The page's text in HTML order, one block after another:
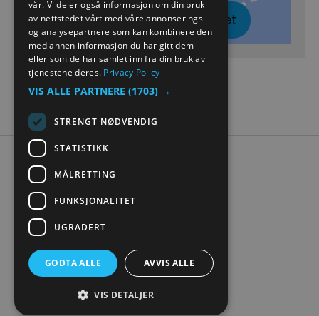
Klikk her for å vise kartet
Tilgjengelighetserklæring
Personvern
Kontakt oss
Nettstedskart
© Visit Mjøsa 2026. Copyright
GERMAN
vår. Vi deler også informasjon om din bruk
av nettstedet vårt med våre annonserings-
og analysepartnere som kan kombinere den
med annen informasjon du har gitt dem
eller som de har samlet inn fra din bruk av
tjenestene deres. Privacy Policy
VIS ALLE PARTNERE (1703) →
STRENGT NØDVENDIG
STATISTIKK
MÅLRETTING
FUNKSJONALITET
UGRADERT
GODTA ALLE AVVIS ALLE
VIS DETALJER